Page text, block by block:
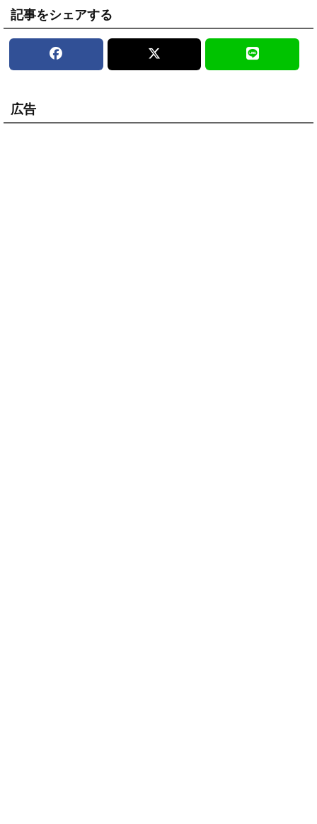
記事をシェアする
広告